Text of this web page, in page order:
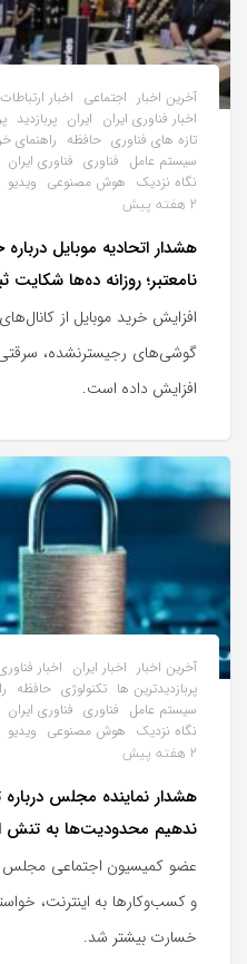
آخرین اخبار اجتماعی اخبار ارتباطات
اخبار فناوری ایران ایران پربازدید
تازه های فناوری حافظه راهنمای
سیستم عامل فناوری فناوری ایران
نگاه نزدیک هوش مصنوعی ویدیو
2 هفته پیش
هشدار اتحادیه موبایل
نامعتبر؛ روزانه ده‌ها
افزایش خرید موبایل از
گوشی‌های رجیسترنشده،
افزایش داده است.
آخرین اخبار اخبار ایران اخبار
پربازدیدترین ها تکنولوژی حافظه
سیستم عامل فناوری فناوری ایران
نگاه نزدیک هوش مصنوعی ویدیو
2 هفته پیش
هشدار نماینده مجلس درباره
ندهیم محدودیت‌ها به تنش
عضو کمیسیون اجتماعی مجلس
و کسب‌وکارها به اینترنت،
خسارت بیشتر شد.